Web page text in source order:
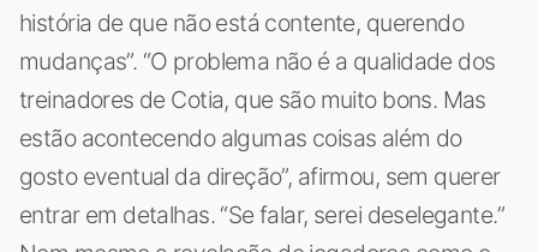
história de que não está contente, querendo
mudanças”. “O problema não é a qualidade dos
treinadores de Cotia, que são muito bons. Mas
estão acontecendo algumas coisas além do
gosto eventual da direção”, afirmou, sem querer
entrar em detalhas. “Se falar, serei deselegante.”